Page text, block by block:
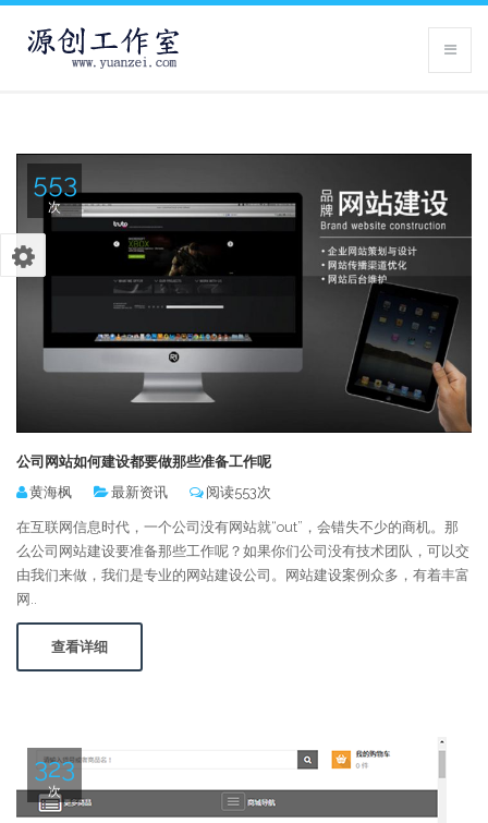
553
次
公司网站如何建设都要做那些准备工作呢
黄海枫
最新资讯 阅读553次
在互联网信息时代，一个公司没有网站就“out”，会错失不少的商机。那
么公司网站建设要准备那些工作呢？如果你们公司没有技术团队，可以交
由我们来做，我们是专业的网站建设公司。网站建设案例众多，有着丰富
网..
查看详细
323
次